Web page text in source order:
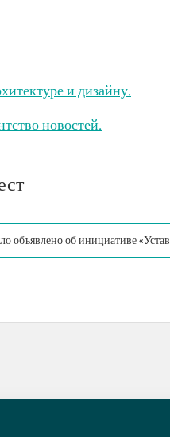
и дизайну.
новостей.
объявлено об инициативе